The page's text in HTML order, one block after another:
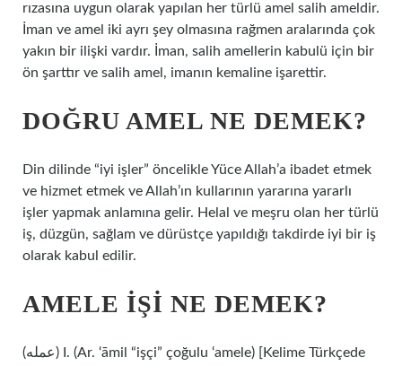
rızasına uygun olarak yapılan her türlü amel salih ameldir.
İman ve amel iki ayrı şey olmasına rağmen aralarında çok
yakın bir ilişki vardır. İman, salih amellerin kabulü için bir
ön şarttır ve salih amel, imanın kemaline işarettir.
DOĞRU AMEL NE DEMEK?
Din dilinde “iyi işler” öncelikle Yüce Allah’a ibadet etmek
ve hizmet etmek ve Allah’ın kullarının yararına yararlı
işler yapmak anlamına gelir. Helal ve meşru olan her türlü
iş, düzgün, sağlam ve dürüstçe yapıldığı takdirde iyi bir iş
olarak kabul edilir.
AMELE IŞI NE DEMEK?
(ﻋﻤﻠﻪ) I. (Ar. ‘āmil “işçi” çoğulu ‘amele) [Kelime Türkçede